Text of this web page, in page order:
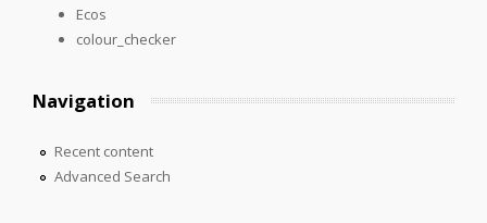
Ecos
colour_checker
Navigation
Recent content
Advanced Search